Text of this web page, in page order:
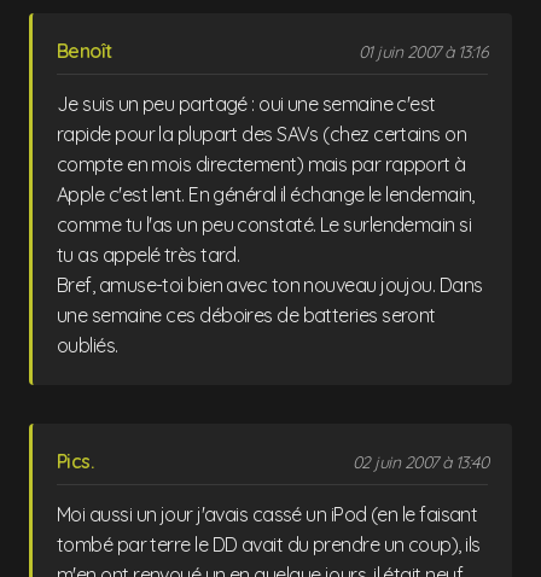
Benoît 01 juin 2007 à 13:16
Je suis un peu partagé : oui une semaine c'est
rapide pour la plupart des SAVs (chez certains on
compte en mois directement) mais par rapport à
Apple c'est lent. En général il échange le lendemain,
comme tu l'as un peu constaté. Le surlendemain si
tu as appelé très tard.
Bref, amuse-toi bien avec ton nouveau joujou. Dans
une semaine ces déboires de batteries seront
oubliés.
Pics. 02 juin 2007 à 13:40
Moi aussi un jour j'avais cassé un iPod (en le faisant
tombé par terre le DD avait du prendre un coup), ils